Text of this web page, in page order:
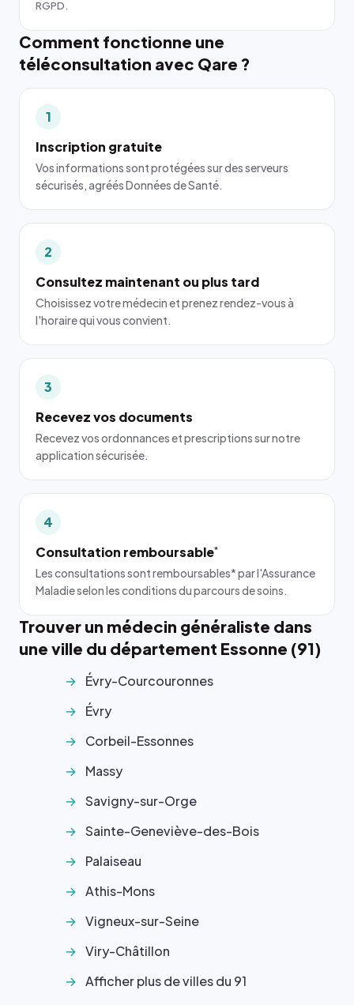
RGPD.
Comment fonctionne une
téléconsultation avec Qare ?
1
Inscription gratuite
Vos informations sont protégées sur des serveurs
sécurisés, agréés Données de Santé.
2
Consultez maintenant ou plus tard
Choisissez votre médecin et prenez rendez-vous à
l'horaire qui vous convient.
3
Recevez vos documents
Recevez vos ordonnances et prescriptions sur notre
application sécurisée.
4
Consultation remboursable*
Les consultations sont remboursables* par l'Assurance
Maladie selon les conditions du parcours de soins.
Trouver un médecin généraliste dans
une ville du département Essonne (91)
Évry-Courcouronnes
Évry
Corbeil-Essonnes
Massy
Savigny-sur-Orge
Sainte-Geneviève-des-Bois
Palaiseau
Athis-Mons
Vigneux-sur-Seine
Viry-Châtillon
Afficher plus de villes du 91